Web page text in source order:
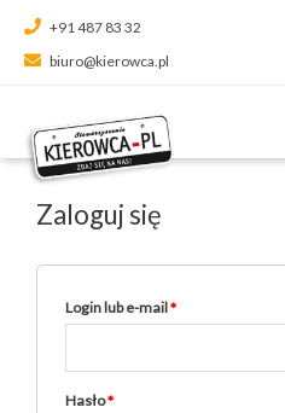
+91 487 83 32
biuro@kierowca.pl
Zaloguj się
Login lub e-mail*
Hasło*